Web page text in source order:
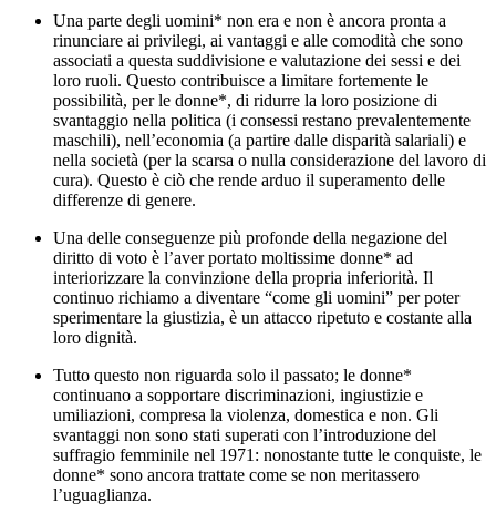
Una parte degli uomini* non era e non è ancora pronta a
rinunciare ai privilegi, ai vantaggi e alle comodità che sono
associati a questa suddivisione e valutazione dei sessi e dei
loro ruoli. Questo contribuisce a limitare fortemente le
possibilità, per le donne*, di ridurre la loro posizione di
svantaggio nella politica (i consessi restano prevalentemente
maschili), nell’economia (a partire dalle disparità salariali) e
nella società (per la scarsa o nulla considerazione del lavoro di
cura). Questo è ciò che rende arduo il superamento delle
differenze di genere.
Una delle conseguenze più profonde della negazione del
diritto di voto è l’aver portato moltissime donne* ad
interiorizzare la convinzione della propria inferiorità. Il
continuo richiamo a diventare “come gli uomini” per poter
sperimentare la giustizia, è un attacco ripetuto e costante alla
loro dignità.
Tutto questo non riguarda solo il passato; le donne*
continuano a sopportare discriminazioni, ingiustizie e
umiliazioni, compresa la violenza, domestica e non. Gli
svantaggi non sono stati superati con l’introduzione del
suffragio femminile nel 1971: nonostante tutte le conquiste, le
donne* sono ancora trattate come se non meritassero
l’uguaglianza.